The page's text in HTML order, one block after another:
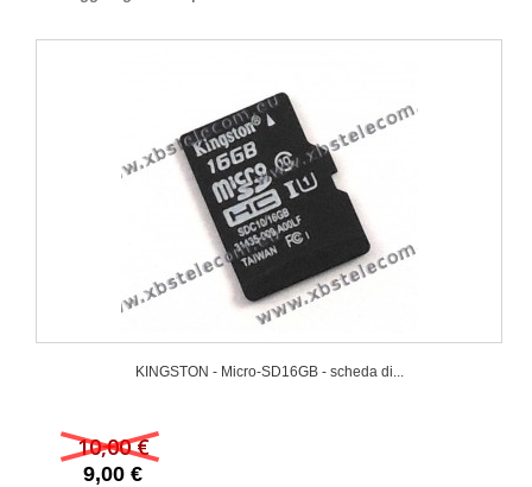
KINGSTON - Micro-SD16GB - scheda di...
10,00 €
9,00 €